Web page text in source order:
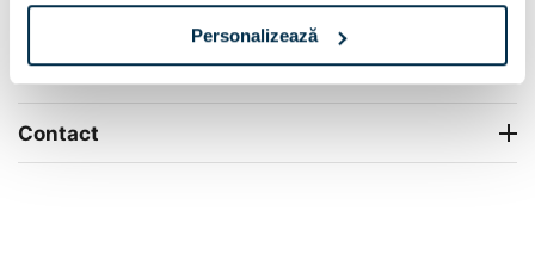
Personalizează
Info Center
Livrare
Contact